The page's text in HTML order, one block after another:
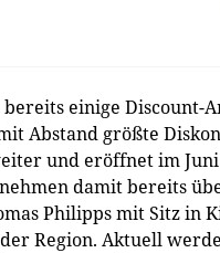
bereits einige
Abstand größte
und eröffnet im
damit bereits
Philipps mit Sitz in
Region. Aktuell